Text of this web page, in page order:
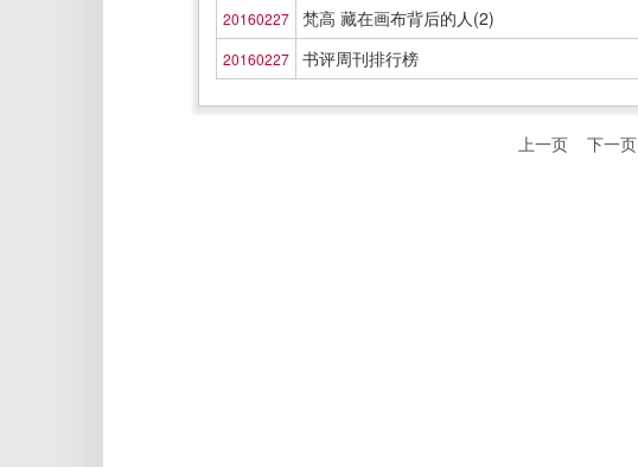
20160227 梵高 藏在画布背后的人(2)
20160227 书评周刊排行榜
上一页 下一页